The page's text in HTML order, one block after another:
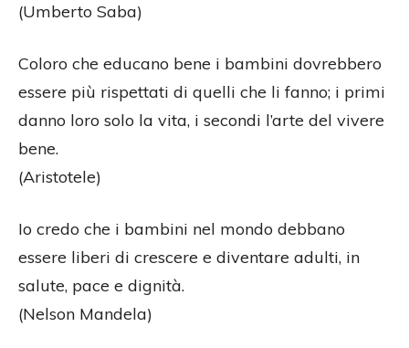
(Umberto Saba)
Coloro che educano bene i bambini dovrebbero
essere più rispettati di quelli che li fanno; i primi
danno loro solo la vita, i secondi l’arte del vivere
bene.
(Aristotele)
Io credo che i bambini nel mondo debbano
essere liberi di crescere e diventare adulti, in
salute, pace e dignità.
(Nelson Mandela)